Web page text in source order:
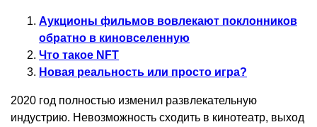
Аукционы фильмов вовлекают поклонников
обратно в киновселенную
Что такое NFT
Новая реальность или просто игра?
2020 год полностью изменил развлекательную
индустрию. Невозможность сходить в кинотеатр, выход